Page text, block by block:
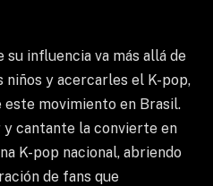
influencia va más allá de
niños y acercarles el K-pop,
movimiento en Brasil.
cantante la convierte en
K-pop nacional, abriendo
de fans que